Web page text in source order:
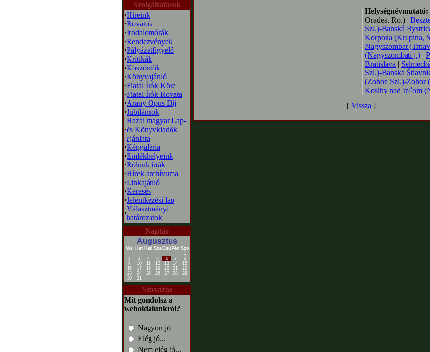
Szolgáltatások
·Híreink
·Rovatok
·Irodalomórák
·Rendezvények
·Pályázatfigyelő
·Kritikák
·Köszöntők
·Könyvajánló
·Fiatal Írók Köre
·Fiatal Írók Rovata
·Arany Opus Díj
·Jubilánsok
·
Hazai magyar Lap-
és Könyvkiadók
ajánlata
·Képgaléria
·Emlékhelyeink
·Rólunk írták
·Hírek archívuma
·Linkajánló
·Keresés
·Jelentkezési lap
·
Választmányi
határozatok
Naptár
Augusztus
Vas Hét Ked SzeCsü Pén Szo
1
2
3 4 5 6 7
8
9
10 11 12 13 14
15
16
17 18 19 20 21
22
23
24 25 26 27 28
29
30
31
Szavazás
Mit gondolsz a
weboldalunkról?
Nagyon jó!
Elég jó...
Nem elég jó...
Helységnévmutató:
Oradea, Ro.) |
Szl.)-Banská
Korpona (Krupina,
Nagyszombat
(Nagyszombati j.) |
Bratislava |
Szl.)-Banská
(Zohor, Szl.)-Zohor
Kosihy nad Ipľom
[ Vissza ]